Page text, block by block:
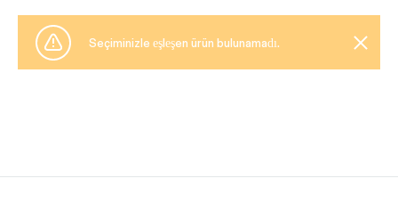
Seçiminizle eşleşen ürün bulunamadı.